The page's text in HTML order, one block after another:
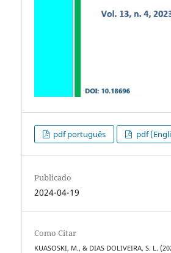
pdf português pdf
Publicado
2024-04-19
Como Citar
KUASOSKI, M., & DIAS DOLIVEIRA, S. L.